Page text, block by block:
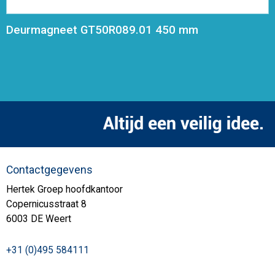
Deurmagneet GT50R089.01 450 mm
Contactgegevens
Hertek Groep hoofdkantoor
Copernicusstraat 8
6003 DE Weert
+31 (0)495 584111